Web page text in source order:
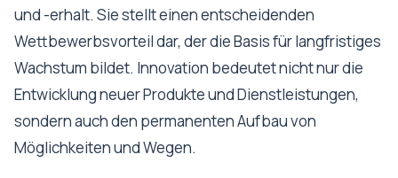
und -erhalt. Sie stellt einen entscheidenden
Wettbewerbsvorteil dar, der die Basis für langfristiges
Wachstum bildet. Innovation bedeutet nicht nur die
Entwicklung neuer Produkte und Dienstleistungen,
sondern auch den permanenten Aufbau von
Möglichkeiten und Wegen.